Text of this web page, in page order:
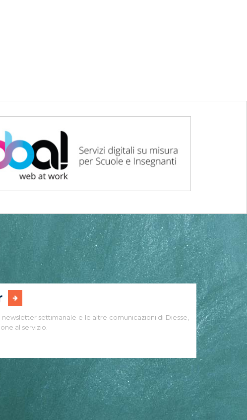
settimanale e le altre comunicazioni di Diesse,
al servizio.